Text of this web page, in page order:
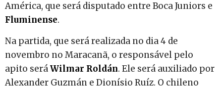
América, que será disputado entre Boca Juniors e
Fluminense.
Na partida, que será realizada no dia 4 de
novembro no Maracanã, o responsável pelo
apito seráWilmar Roldán. Ele será auxiliado por
Alexander Guzmán e Dionísio Ruíz. O chileno